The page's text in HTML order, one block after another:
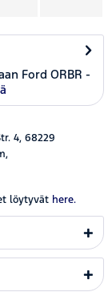
Ford ORBR -
4, 68229
löytyvät here.